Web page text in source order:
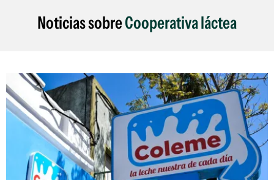
Noticias sobreCooperativa láctea